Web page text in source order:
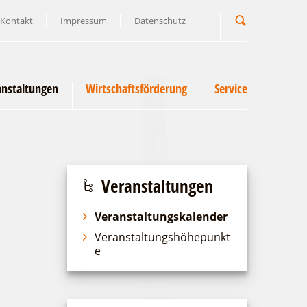
Kontakt Impressum Datenschutz
Wirtschaftsförderung Service
Veranstaltungen
Veranstaltungskalender
Veranstaltungshöhepunkt
e